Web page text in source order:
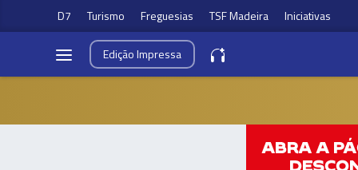
D7 Turismo Freguesias TSF Madeira Iniciativas
EdiçãoImpressa